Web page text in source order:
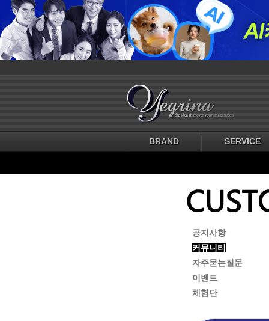
BRAND SERVICE
공지사항
커뮤니티
자주묻는질문
이벤트
체험단